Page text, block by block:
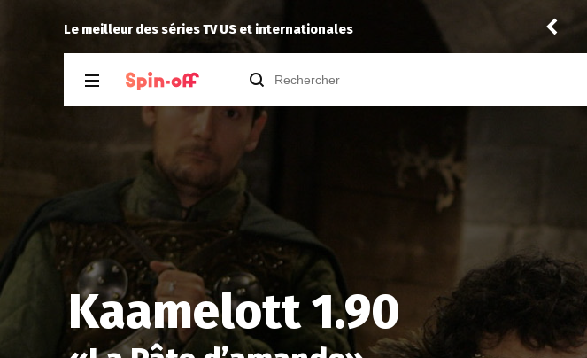
Le meilleur des séries TV US et internationales
Niclooyda noté13àX-Men ’97 2.08
Kaamelott 1.90